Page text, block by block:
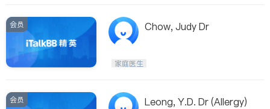
会员 Chow, Judy Dr
家庭医生
会员 Leong, Y.D. Dr (Allergy)